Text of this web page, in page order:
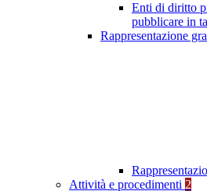
Enti di diritto
pubblicare in
Rappresentazione
Attività e procedimenti 2